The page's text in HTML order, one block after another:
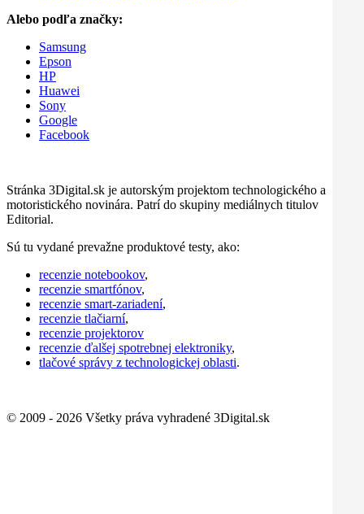
Alebo podľa značky:
Samsung
Epson
HP
Huawei
Sony
Google
Facebook
Stránka 3Digital.sk je autorským projektom technologického a
motoristického novinára. Patrí do skupiny mediálnych titulov
Editorial.
Sú tu vydané prevažne produktové testy, ako:
recenzie notebookov,
recenzie smartfónov,
recenzie smart-zariadení,
recenzie tlačiarní,
recenzie projektorov
recenzie ďalšej spotrebnej elektroniky,
tlačové správy z technologickej oblasti.
© 2009 - 2026 Všetky práva vyhradené 3Digital.sk